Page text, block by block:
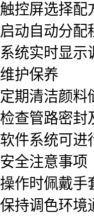
触控屏选择配
启动自动分配
系统实时显示
维护保养
定期清洁颜料
检查管路密封
软件系统可进
安全注意事项
操作时佩戴手
保持调色环境